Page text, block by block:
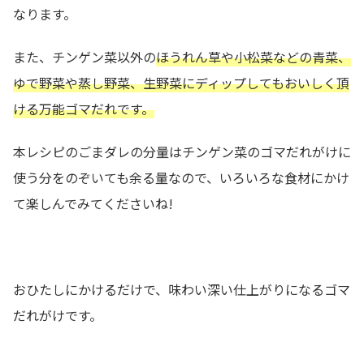
なります。
また、チンゲン菜以外のほうれん草や小松菜などの青菜、
ゆで野菜や蒸し野菜、生野菜にディップしてもおいしく頂
ける万能ゴマだれです。
本レシピのごまダレの分量はチンゲン菜のゴマだれがけに
使う分をのぞいても余る量なので、いろいろな食材にかけ
て楽しんでみてくださいね!
おひたしにかけるだけで、味わい深い仕上がりになるゴマ
だれがけです。